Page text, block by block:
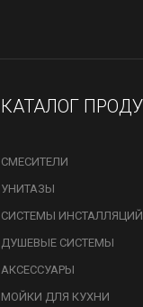
КАТАЛОГ
СМЕСИТЕЛИ
УНИТАЗЫ
СИСТЕМЫ ИНСТАЛЛЯЦИЙ
ДУШЕВЫЕ СИСТЕМЫ
АКСЕССУАРЫ
МОЙКИ ДЛЯ КУХНИ